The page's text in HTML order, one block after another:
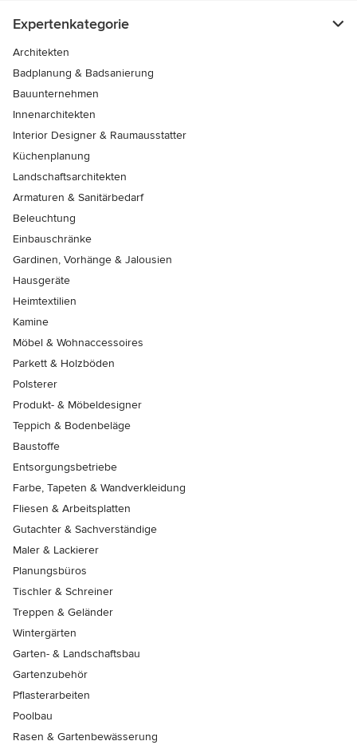
Expertenkategorie
Architekten
Badplanung & Badsanierung
Bauunternehmen
Innenarchitekten
Interior Designer & Raumausstatter
Küchenplanung
Landschaftsarchitekten
Armaturen & Sanitärbedarf
Beleuchtung
Einbauschränke
Gardinen, Vorhänge & Jalousien
Hausgeräte
Heimtextilien
Kamine
Möbel & Wohnaccessoires
Parkett & Holzböden
Polsterer
Produkt- & Möbeldesigner
Teppich & Bodenbeläge
Baustoffe
Entsorgungsbetriebe
Farbe, Tapeten & Wandverkleidung
Fliesen & Arbeitsplatten
Gutachter & Sachverständige
Maler & Lackierer
Planungsbüros
Tischler & Schreiner
Treppen & Geländer
Wintergärten
Garten- & Landschaftsbau
Gartenzubehör
Pflasterarbeiten
Poolbau
Rasen & Gartenbewässerung